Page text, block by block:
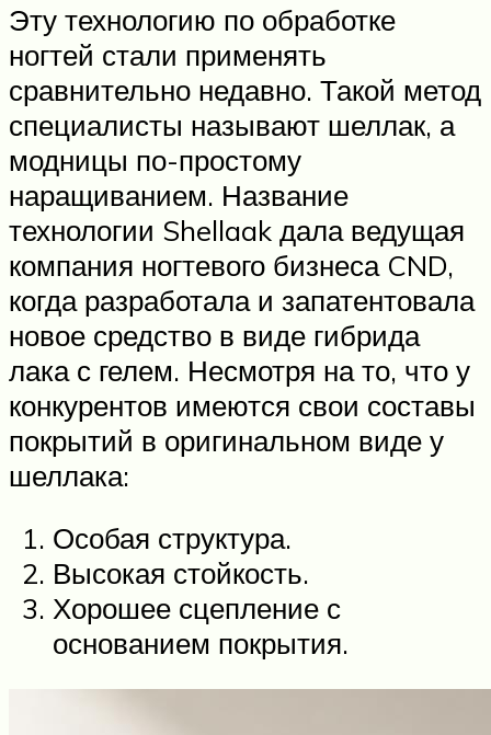
Эту технологию по обработке
ногтей стали применять
сравнительно недавно. Такой метод
специалисты называют шеллак, а
модницы по-простому
наращиванием. Название
технологии Shellaak дала ведущая
компания ногтевого бизнеса CND,
когда разработала и запатентовала
новое средство в виде гибрида
лака с гелем. Несмотря на то, что у
конкурентов имеются свои составы
покрытий в оригинальном виде у
шеллака:
Особая структура.
Высокая стойкость.
Хорошее сцепление с
основанием покрытия.